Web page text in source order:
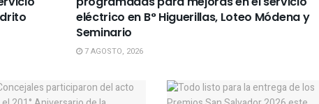
eléctrico en B° Higuerillas, Loteo Módena y
Seminario
7 AGOSTO, 2026